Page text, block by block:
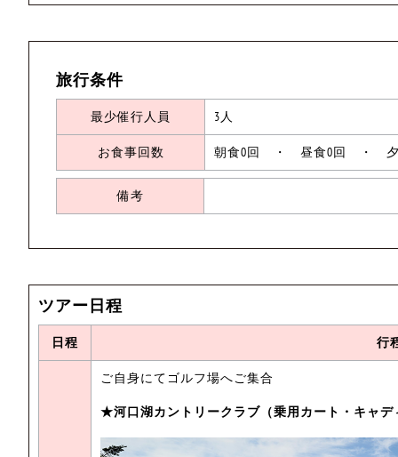
旅行条件
最少催行人員 3人
お食事回数 朝食0回 ・ 昼食0回 ・ 夕
備考
ツアー日程
日程 行
ご自身にてゴルフ場へご集合
★河口湖カントリークラブ（乗用カート・キャデ